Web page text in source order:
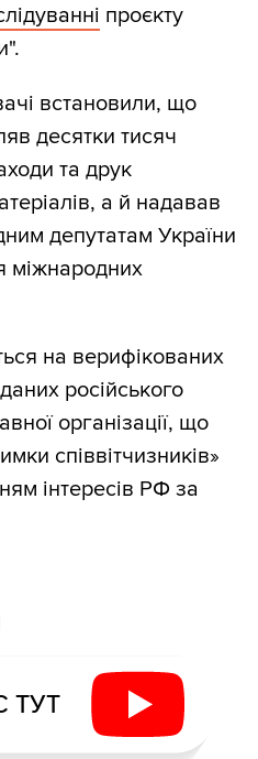
проєкту
встановили, що
десятки тисяч
та друк
а й надавав
депутатам України
міжнародних
на верифікованих
російського
організації, що
співвітчизників»
інтересів РФ за
ТУТ